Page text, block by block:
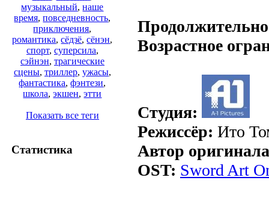
музыкальный,наше
время,повседневность,
приключения,
романтика,сёдзё,сёнэн,
спорт, суперсила,
сэйнэн, трагические
сцены, триллер, ужасы,
фантастика,фэнтези,
школа,экшен,этти
Показать все теги
Статистика
Возрастное
Студия:
Режиссёр: Ито
Автор
OST: Sword Art